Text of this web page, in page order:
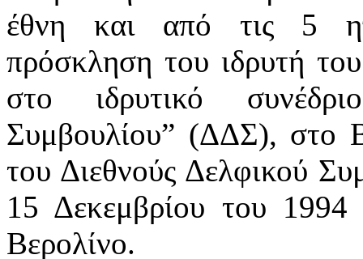
έθνη και από τις 5
πρόσκληση του ιδρυτή
στο ιδρυτικό
Συμβουλίου” (ΔΔΣ), στο
του Διεθνούς Δελφικού
15 Δεκεμβρίου του
Βερολίνο.